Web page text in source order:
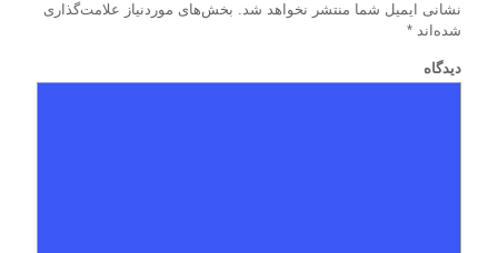
نشانی ایمیل شما منتشر نخواهد شد. بخش‌های موردنیاز علامت‌گذاری
شده‌اند *
دیدگاه